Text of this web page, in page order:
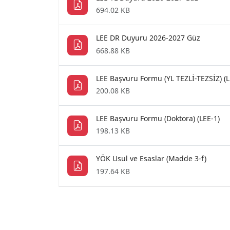
694.02 KB
LEE DR Duyuru 2026-2027 Güz
668.88 KB
LEE Başvuru Formu (YL TEZLİ-TEZSİZ)
200.08 KB
LEE Başvuru Formu (Doktora) (LEE-1)
198.13 KB
YÖK Usul ve Esaslar (Madde 3-f)
197.64 KB